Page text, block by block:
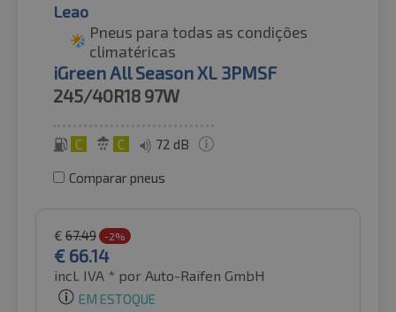
Leao
Pneus para todas as condições
climatéricas
iGreen All Season XL 3PMSF
245/40R18 97W
C C 72 dB
Comparar pneus
€ 67.49 -2%
€ 66.14
incl. IVA * por Auto-Raifen GmbH
EM ESTOQUE